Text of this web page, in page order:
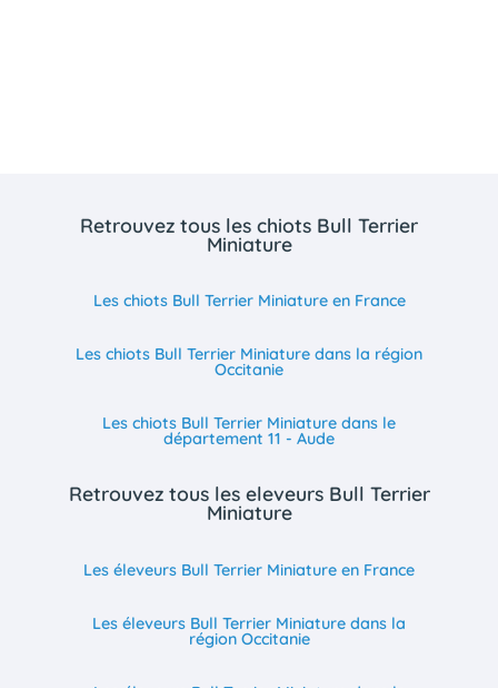
Retrouvez tous les chiots Bull Terrier
Miniature
Les chiots Bull Terrier Miniature en France
Les chiots Bull Terrier Miniature dans la région
Occitanie
Les chiots Bull Terrier Miniature dans le
département 11 - Aude
Retrouvez tous les eleveurs Bull Terrier
Miniature
Les éleveurs Bull Terrier Miniature en France
Les éleveurs Bull Terrier Miniature dans la
région Occitanie